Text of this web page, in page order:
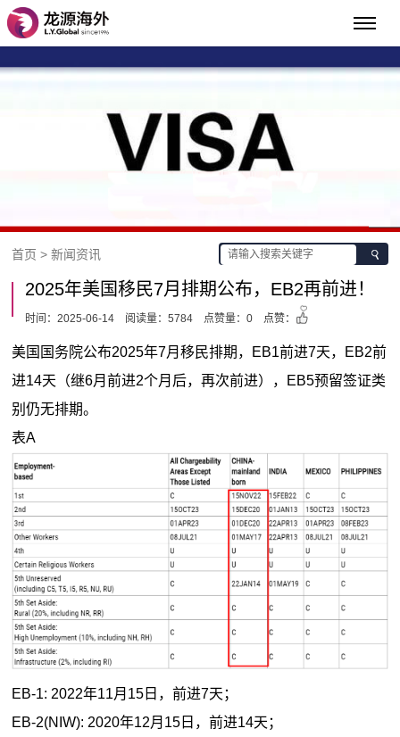
首页 > 新闻资讯
2025年美国移民7月排期公布，EB2再前进！
时间：2025-06-14 阅读量：5784 点赞量：0 点赞：
美国国务院公布2025年7月移民排期，EB1前进7天，EB2前
进14天（继6月前进2个月后，再次前进），EB5预留签证类
别仍无排期。
表A
EB-1: 2022年11月15日，前进7天；
EB-2(NIW): 2020年12月15日，前进14天；